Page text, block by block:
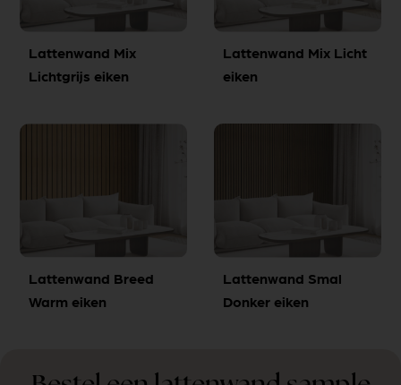
Lattenwand Mix
Lichtgrijs eiken
Lattenwand Mix Licht
eiken
Lattenwand Breed
Warm eiken
Lattenwand Smal
Donker eiken